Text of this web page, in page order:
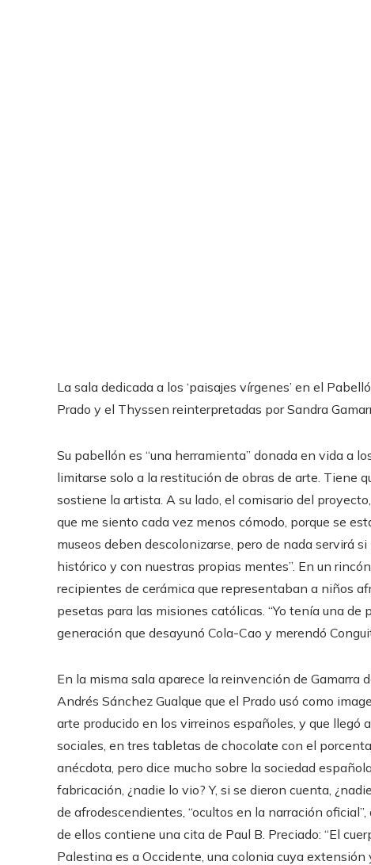
La sala dedicada a los ‘paisajes vírgenes’ en el
Prado y el Thyssen reinterpretadas por Sandra
Su pabellón es “una herramienta” donada en vida a
limitarse solo a la restitución de obras de arte. Tiene
sostiene la artista. A su lado, el comisario del
que me siento cada vez menos cómodo, porque se
museos deben descolonizarse, pero de nada servirá
histórico y con nuestras propias mentes”. En un
recipientes de cerámica que representaban a niños
pesetas para las misiones católicas. “Yo tenía una de
generación que desayunó Cola-Cao y merendó
En la misma sala aparece la reinvención de Gamarra
Andrés Sánchez Gualque que el Prado usó como
arte producido en los virreinos españoles, y que llegó
sociales, en tres tabletas de chocolate con el
anécdota, pero dice mucho sobre la sociedad
fabricación, ¿nadie lo vio? Y, si se dieron cuenta,
de afrodescendientes, “ocultos en la narración
de ellos contiene una cita de Paul B. Preciado: “El
Palestina es a Occidente, una colonia cuya